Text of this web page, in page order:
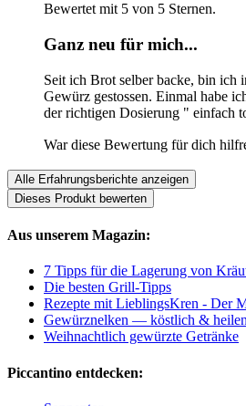
Bewertet mit 5 von 5 Sternen.
Ganz neu für mich...
Seit ich Brot selber backe, bin ich
Gewürz gestossen. Einmal habe
der richtigen Dosierung " einfach
War diese Bewertung für dich
Alle Erfahrungsberichte anzeigen
Dieses Produkt bewerten
Aus unserem Magazin:
7 Tipps für die Lagerung von
Die besten Grill-Tipps
Rezepte mit LieblingsKren - Der
Gewürznelken — köstlich &
Weihnachtlich gewürzte Getränke
Piccantino entdecken: